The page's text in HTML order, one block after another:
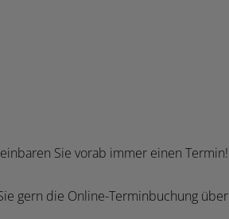
Sie vorab immer einen Termin!
gern die Online-Terminbuchung über